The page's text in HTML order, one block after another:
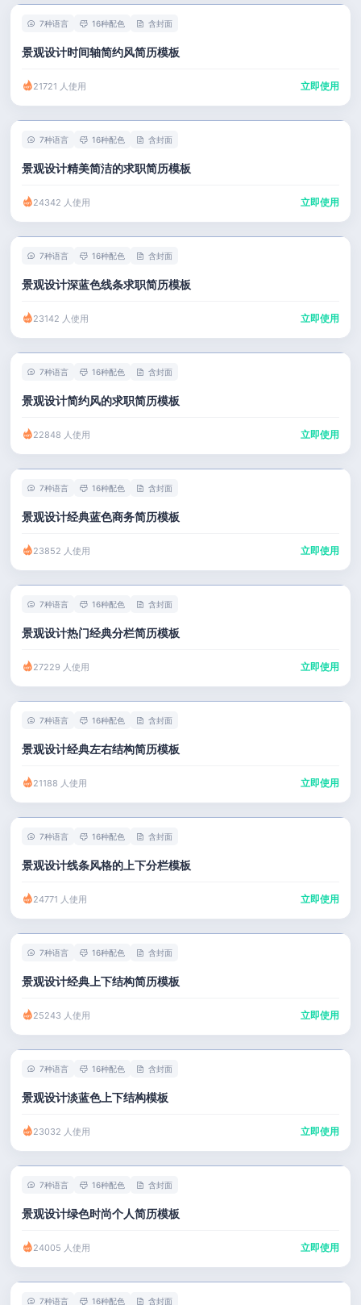
7种语言 16种配色 含封面
景观设计时间轴简约风简历模板
21721 人使用 立即使用
7种语言 16种配色 含封面
景观设计精美简洁的求职简历模板
24342 人使用 立即使用
7种语言 16种配色 含封面
景观设计深蓝色线条求职简历模板
23142 人使用 立即使用
7种语言 16种配色 含封面
景观设计简约风的求职简历模板
22848 人使用 立即使用
7种语言 16种配色 含封面
景观设计经典蓝色商务简历模板
23852 人使用 立即使用
7种语言 16种配色 含封面
景观设计热门经典分栏简历模板
27229 人使用 立即使用
7种语言 16种配色 含封面
景观设计经典左右结构简历模板
21188 人使用 立即使用
7种语言 16种配色 含封面
景观设计线条风格的上下分栏模板
24771 人使用 立即使用
7种语言 16种配色 含封面
景观设计经典上下结构简历模板
25243 人使用 立即使用
7种语言 16种配色 含封面
景观设计淡蓝色上下结构模板
23032 人使用 立即使用
7种语言 16种配色 含封面
景观设计绿色时尚个人简历模板
24005 人使用 立即使用
7种语言 16种配色 含封面